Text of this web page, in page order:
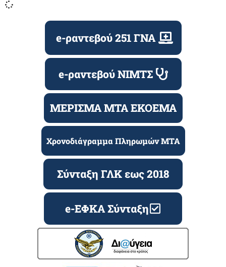
e-ραντεβού 251 ΓΝΑ
e-ραντεβού ΝΙΜΤΣ
ΜΕΡΙΣΜΑ ΜΤΑ ΕΚΟΕΜΑ
Χρονοδιάγραμμα Πληρωμών ΜΤΑ
Σύνταξη ΓΛΚ εως 2018
e-ΕΦΚΑ Σύνταξη